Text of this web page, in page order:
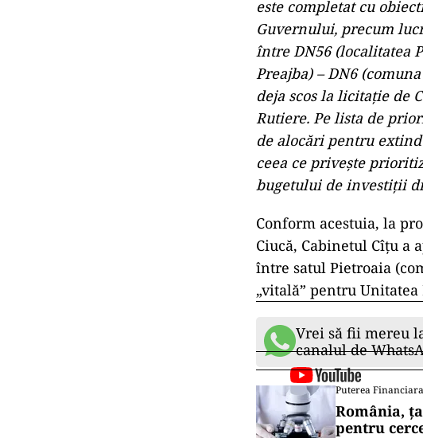
este completat cu
Guvernului, precum
între DN56 (localitatea
Preajba) – DN6
deja scos la licitaţie de
Rutiere. Pe lista de
de alocări pentru
ceea ce priveşte
bugetului de investiţii
Conform acestuia, la
Ciucă, Cabinetul Cîţu a
între satul Pietroaia
„vitală” pentru
Vrei să fii mereu
canalul de
Puterea Financiara
România,
pentru